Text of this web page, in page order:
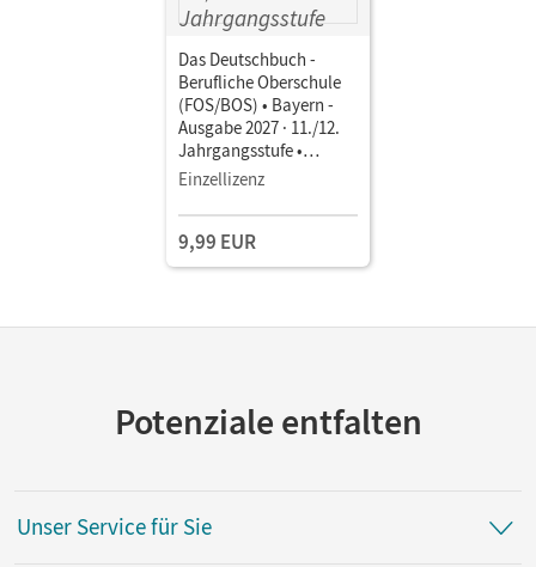
Das Deutschbuch -
Berufliche Oberschule
(FOS/BOS) • Bayern -
Ausgabe 2027 · 11./12.
Jahrgangsstufe •
Schulbuch als E-Book (1
Einzellizenz
9,99 EUR
Potenziale entfalten
Unser Service für Sie